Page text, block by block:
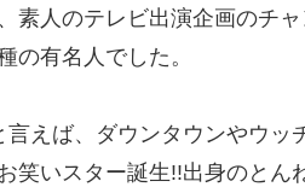
素人のテレビ出演企画のチ
の有名人でした。
言えば、ダウンタウンやウ
笑いスター誕生!!出身のと